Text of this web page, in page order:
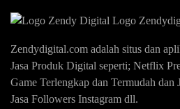
Zendydigital.com adalah situs dan
Jasa Produk Digital seperti; Netflix
Game Terlengkap dan Termudah dan
Jasa Followers Instagram dll.